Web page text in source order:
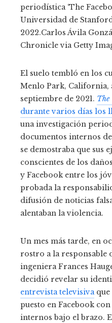
periodística ‘The
Universidad de
2022.Carlos Ávila
Chronicle via Getty
El suelo tembló en los
Menlo Park, California,
septiembre de 2021. The
durante varios días los
una investigación
documentos internos
se demostraba que sus
conscientes de los
y Facebook entre los
probada la
difusión de noticias
alentaban la violencia.
Un mes más tarde, en
rostro a la responsable
ingeniera Frances
decidió revelar su
entrevista televisivaque
puesto en Facebook
internos bajo el brazo.